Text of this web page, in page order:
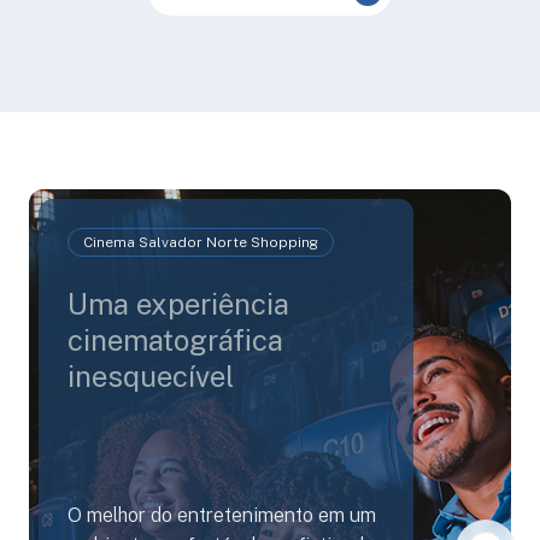
Cinema Salvador Norte Shopping
Uma experiência
cinematográfica
inesquecível
O melhor do entretenimento em um